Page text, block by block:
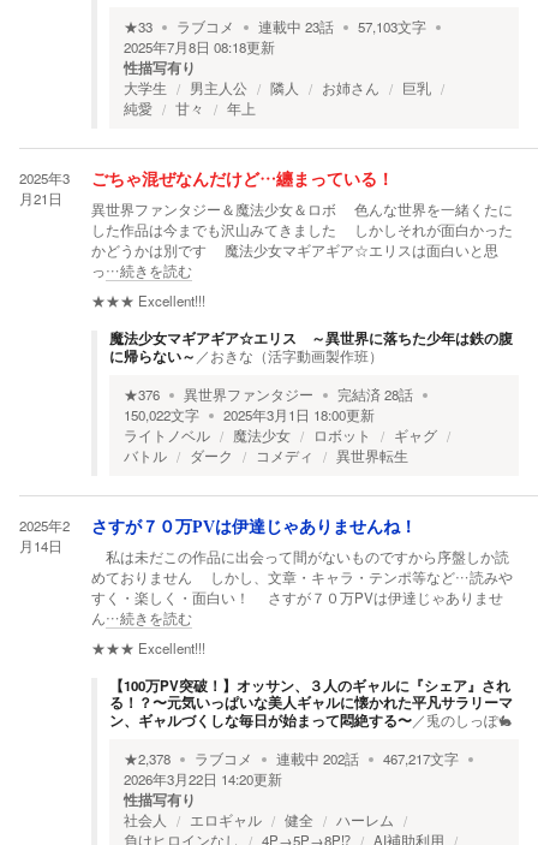
★33 ラブコメ 連載中 23話 57,103文字
2025年7月8日 08:18更新
性描写有り
大学生 男主人公 隣人 お姉さん
巨乳
純愛
甘々 年上
2025年3
月21日
ごちゃ混ぜなんだけど…纏まっている！
異世界ファンタジー＆魔法少女＆ロボ 色んな世界を一緒くたに
した作品は今までも沢山みてきました しかしそれが面白かった
かどうかは別です 魔法少女マギアギア☆エリスは面白いと思
っ…続きを読む
★★★ Excellent!!!
魔法少女マギアギア☆エリス ～異世界に落ちた少年は鉄の腹
に帰らない～ ／おきな（活字動画製作班）
★376 異世界ファンタジー 完結済28話
150,022文字 2025年3月1日 18:00更新
ライトノベル
魔法少女 ロボット
ギャグ
バトル
ダーク コメディ 異世界転生
2025年2
月14日
さすが７０万PVは伊達じゃありませんね！
私は未だこの作品に出会って間がないものですから序盤しか読
めておりません しかし、文章・キャラ・テンポ等など…読みや
すく・楽しく・面白い！ さすが７０万PVは伊達じゃありませ
ん…続きを読む
★★★ Excellent!!!
【100万PV突破！】オッサン、３人のギャルに『シェア』され
る！？〜元気いっぱいな美人ギャルに懐かれた平凡サラリーマ
ン、ギャルづくしな毎日が始まって悶絶する〜／兎のしっぽ🐇
★2,378 ラブコメ 連載中 202話 467,217文字
2026年3月22日 14:20更新
性描写有り
社会人 エロギャル 健全
ハーレム
負けヒロインなし
4P→5P→8P⁉︎ AI補助利用